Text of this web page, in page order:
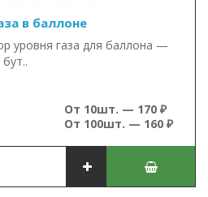
в баллоне
уровня газа для баллона —
От 10шт. — 170 ₽
От 100шт. — 160 ₽